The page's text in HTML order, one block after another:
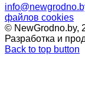
файлов cookies
© NewGrodno.by,
Разработка и
Back to top button